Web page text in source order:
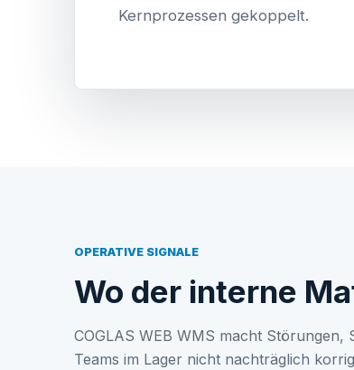
Kernprozessen gekoppelt.
OPERATIVE SIGNALE
Wo der interne
COGLAS WEB WMS macht
Teams im Lager nicht nachträglich